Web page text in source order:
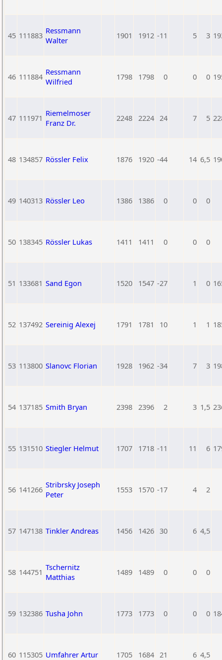
45 111883 Ressmann
Walter
1901 1912 -11 5 3
46 111884 Ressmann
Wilfried
1798 1798 0 0 0
47 111971 Riemelmoser
Franz Dr.
2248 2224 24 7 5
48 134857 Rössler Felix 1876 1920 -44 14 6,5
49 140313 Rössler Leo 1386 1386 0 0 0
50 138345 Rössler Lukas 1411 1411 0 0 0
51 133681 Sand Egon 1520 1547 -27 1 0
52 137492 Sereinig Alexej 1791 1781 10 1 1
53 113800 Slanovc Florian 1928 1962 -34 7 3
54 137185 Smith Bryan 2398 2396 2 3 1,5
55 131510 Stiegler Helmut 1707 1718 -11 11 6
56 141266 Stribrsky Joseph
Peter
1553 1570 -17 4 2
57 147138 Tinkler Andreas 1456 1426 30 6 4,5
58 144751 Tschernitz
Matthias
1489 1489 0 0 0
59 132386 Tusha John 1773 1773 0 0 0
60 115305 Umfahrer Artur 1705 1684 21 6 4,5